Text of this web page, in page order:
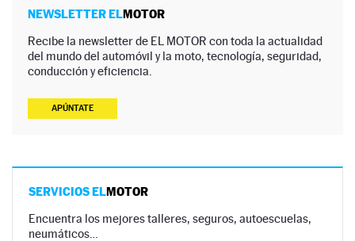
NEWSLETTER ELMOTOR
Recibe la newsletter de EL MOTOR con toda la actualidad
del mundo del automóvil y la moto, tecnología, seguridad,
conducción y eficiencia.
APÚNTATE
SERVICIOS ELMOTOR
Encuentra los mejores talleres, seguros, autoescuelas,
neumáticos…